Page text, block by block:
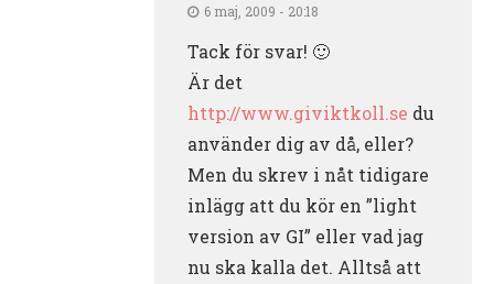
6 maj, 2009 - 20:18
Tack för svar! 🙂
Är det
http://www.giviktkoll.se du
använder dig av då, eller?
Men du skrev i nåt tidigare
inlägg att du kör en ”light
version av GI” eller vad jag
nu ska kalla det. Alltså att